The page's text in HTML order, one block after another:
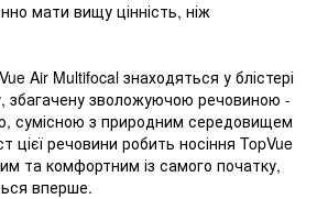
мати вищу цінність, ніж
Air Multifocal знаходяться у блістері
збагачену зволожуючою речовиною -
сумісною з природним середовищем
цієї речовини робить носіння TopVue
та комфортним із самого початку,
вперше.